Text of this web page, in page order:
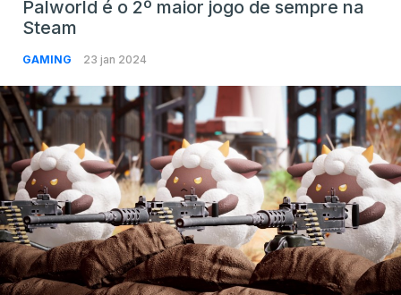
Palworld é o 2º maior jogo de sempre na
Steam
GAMING 23 jan 2024